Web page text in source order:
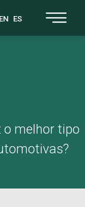
EN ES
o melhor tipo